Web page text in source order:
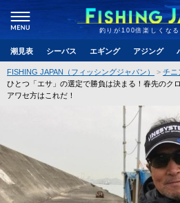
釣りが100倍楽しくな
潮見表 シーバス エギング アジング
FISHING JAPAN（フィッシングジャパン） チニ
ひとつ「エサ」の選定で勝負は決まる！春先のク
アワセ方はこれだ！